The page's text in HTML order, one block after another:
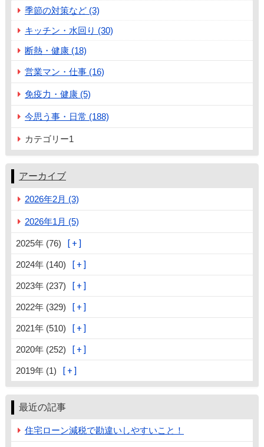
季節の対策など (3)
キッチン・水回り (30)
断熱・健康 (18)
営業マン・仕事 (16)
免疫力・健康 (5)
今思う事・日常 (188)
カテゴリー1
アーカイブ
2026年2月 (3)
2026年1月 (5)
2025年 (76)
2024年 (140)
2023年 (237)
2022年 (329)
2021年 (510)
2020年 (252)
2019年 (1)
最近の記事
住宅ローン減税で勘違いしやすいこと！